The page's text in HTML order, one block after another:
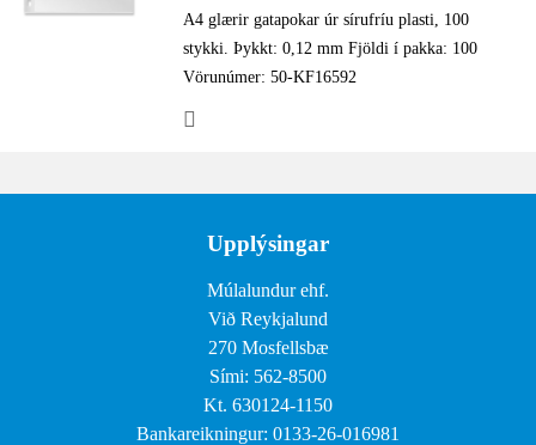
A4 glærir gatapokar úr sírufríu plasti, 100
stykki. Þykkt: 0,12 mm Fjöldi í pakka: 100
Vörunúmer: 50-KF16592
Upplýsingar
Múlalundur ehf.
Við Reykjalund
270 Mosfellsbæ
Sími: 562-8500
Kt. 630124-1150
Bankareikningur: 0133-26-016981